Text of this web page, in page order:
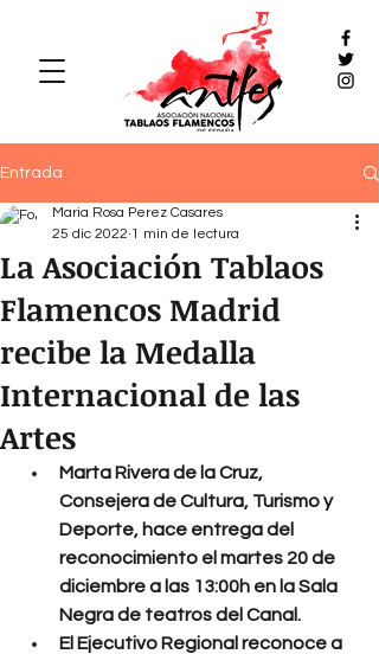
Entrada
La Asociación Tablaos
Flamencos Madrid
recibe la Medalla
Internacional de las
Artes
Maria Rosa Perez Casares
25 dic 2022 1 min de lectura
Marta Rivera de la Cruz,
Consejera de Cultura, Turismo y
Deporte, hace entrega del
reconocimiento el martes 20 de
diciembre a las 13:00h en la Sala
Negra de teatros del Canal.
El Ejecutivo Regional reconoce a